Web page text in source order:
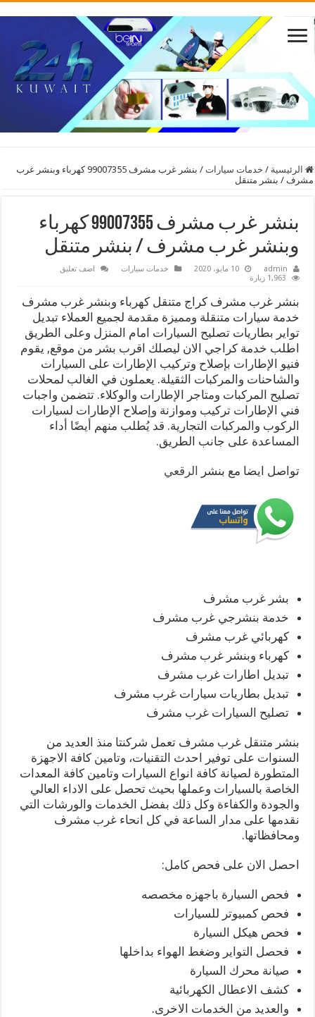
الرئيسية / خدمات سيارات /
بنشر غرب مشرف 99007355 كهرباء وبنشر غرب
مشرف / بنشر متنقل
بنشر غرب مشرف 99007355 كهرباء
وبنشر غرب مشرف / بنشر متنقل
admin 10 مايو، 2020 خدمات سيارات
اضف تعليق
1,963 زيارة
بنشر غرب مشرف كراج متنقل كهرباء وبنشر غرب مشرف
خدمة سيارات متنقلة ومميزة مقدمة لجميع العملاء تبديل
تواير بطاريات تصليح السيارات امام المنزل وعلى الطريق
اطلب خدمة كراجي الان ليصلك اقرب بشر من موقع, يقوم
فنيو الإطارات بإصلاح وتركيب الإطارات على السيارات
والشاحنات والمركبات الثقيلة. يعملون في الغالب لمحلات
تصليح المركبات ومتاجر الإطارات والوكلاء. تتضمن واجبات
فني الإطارات تركيب وموازنة وإصلاح الإطارات لسيارات
الركوب والمركبات التجارية. قد يُطلب منهم أيضًا أداء
المساعدة على جانب الطريق.
تواصل ايضا مع بنشر الرقعي
بشر غرب مشرف
خدمة بنشرجي غرب مشرف
كهربائي غرب مشرف
كهرباء وبنشر غرب مشرف
تبديل اطارات غرب مشرف
تبديل بطاريات سيارات غرب مشرف
تصليح السيارات غرب مشرف
بنشر متنقل غرب مشرف تعمل شركنتا منذ العديد من
السنوات على توفير احدث التقنيات، وتامين كافة الاجهزة
المتطورة لصيانة كافة انواع السيارات وتامين كافة المعدات
الخاصة بالسيارات وعملها بحيث تحصل على الاداء العالي
والجودة والكفاءة وكل ذلك بفضل الخدمات والورشات التي
نقدمها على مدار الساعة في كل انحاء غرب مشرف
ومحافظاتها.
احصل الان على فحص كامل:
فحص السيارة باجهزه مخصصه
فحص كمبيوتر للسيارات
فحص هيكل السيارة
فحصل التواير وضغط الهواء بداخلها
صيانة محرك السيارة
كشف الاعطال الكهربائية
والعديد من الخدمات الاخرى.